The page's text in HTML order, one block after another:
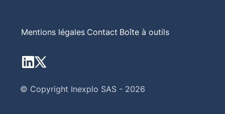
Mentions légales Contact Boîte à outils
© Copyright Inexplo SAS - 2026